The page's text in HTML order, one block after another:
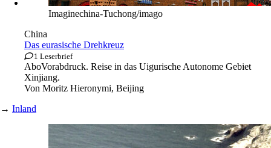
Imaginechina-Tuchong/imago
China
Das eurasische Drehkreuz
1 Leserbrief
AboVorabdruck. Reise in das Uigurische Autonome Gebiet
Xinjiang.
Von Moritz Hieronymi, Beijing
→ Inland